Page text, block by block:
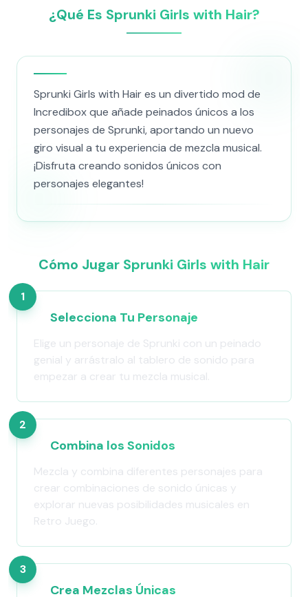
¿Qué Es Sprunki Girls with Hair?
Sprunki Girls with Hair es un divertido mod de
Incredibox que añade peinados únicos a los
personajes de Sprunki, aportando un nuevo
giro visual a tu experiencia de mezcla musical.
¡Disfruta creando sonidos únicos con
personajes elegantes!
Cómo Jugar Sprunki Girls with Hair
1
Selecciona Tu Personaje
Elige un personaje de Sprunki con un peinado
genial y arrástralo al tablero de sonido para
empezar a crear tu mezcla musical.
2
Combina los Sonidos
Mezcla y combina diferentes personajes para
crear combinaciones de sonido únicas y
explorar nuevas posibilidades musicales en
Retro Juego.
3
Crea Mezclas Únicas